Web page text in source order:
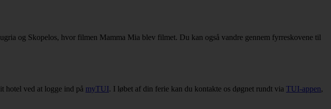
og Skopelos, hvor filmen Mamma Mia blev filmet. Du kan også vandre gennem fyrreskovene til
hotel ved at logge ind på myTUI. I løbet af din ferie kan du kontakte os døgnet rundt via TUI-appen,